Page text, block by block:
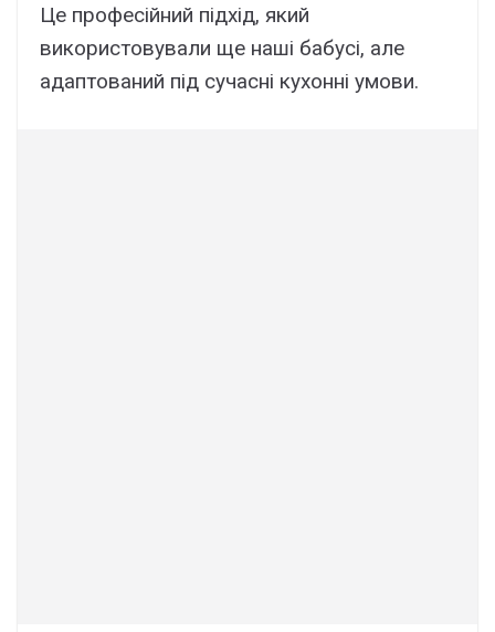
Це професійний підхід, який
використовували ще наші бабусі, але
адаптований під сучасні кухонні умови.